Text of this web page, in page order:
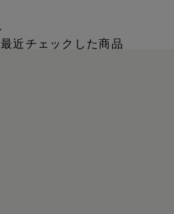
最近チェックした商品